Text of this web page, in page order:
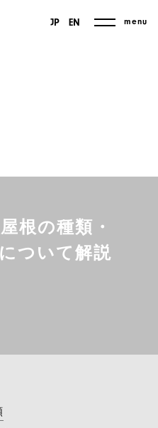
JP EN menu
根の種類・
ついて解説